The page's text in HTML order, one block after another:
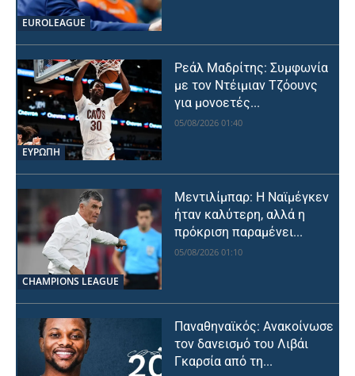
EUROLEAGUE
ΕΥΡΩΠΗ
Ρεάλ Μαδρίτης: Συμφωνία
με τον Ντέιμιαν Τζόουνς
για μονοετές...
05/08/2026 01:40
CHAMPIONS LEAGUE
Μεντιλίμπαρ: Η Ναϊμέγκεν
ήταν καλύτερη, αλλά η
πρόκριση παραμένει...
05/08/2026 01:10
Παναθηναϊκός: Ανακοίνωσε
τον δανεισμό του Λιβάι
Γκαρσία από τη...